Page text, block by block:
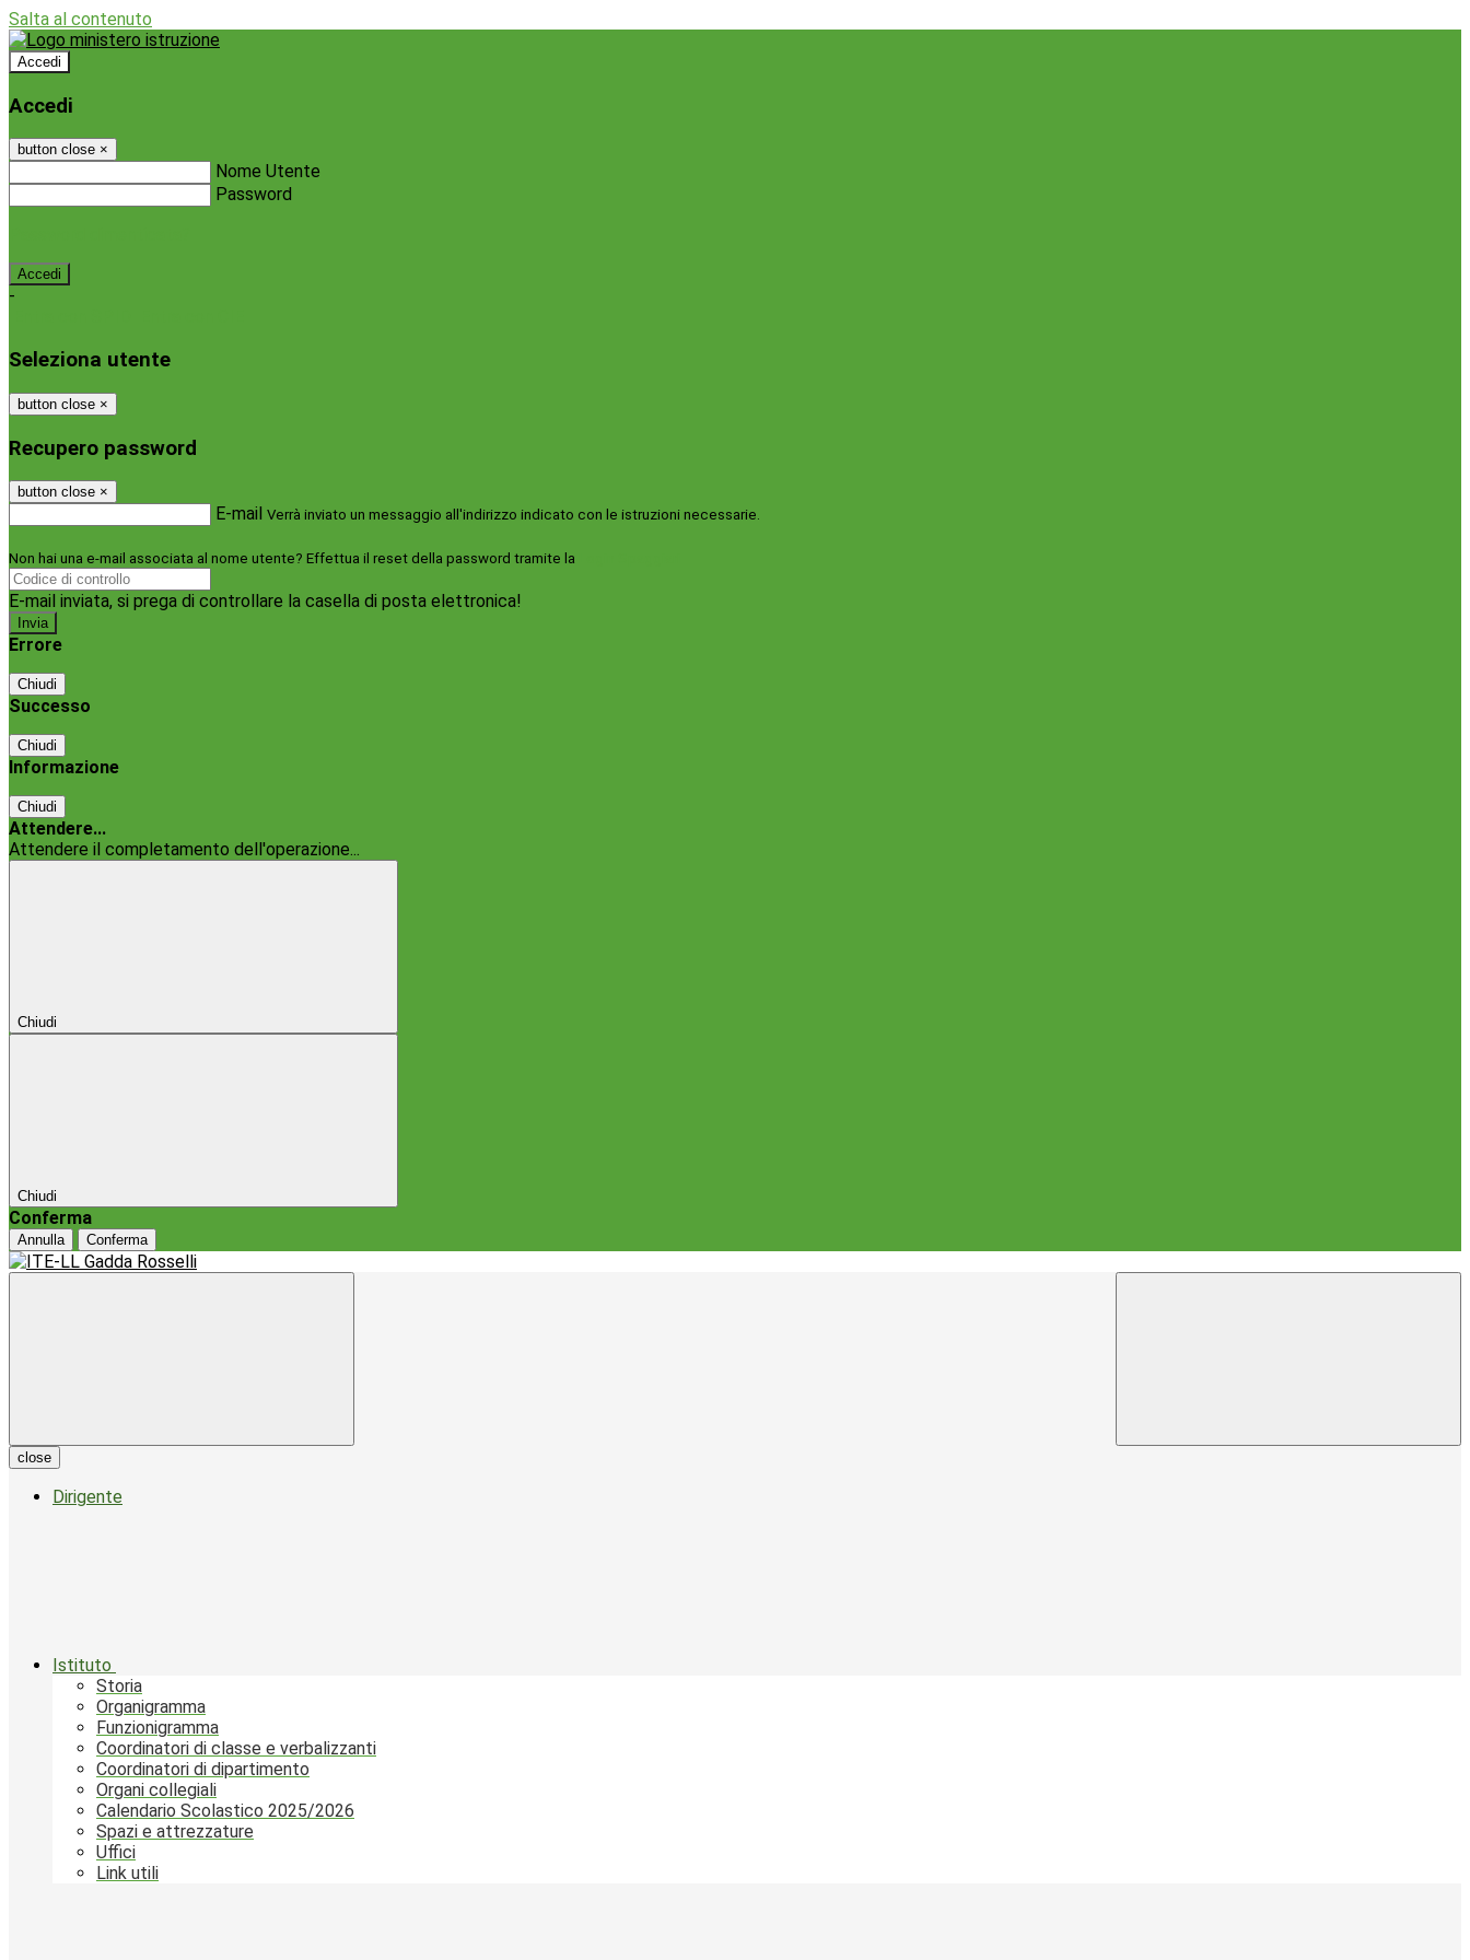
Salta al contenuto
Accedi
Accedi
button close ×
Nome Utente
Password
-
Seleziona utente
button close ×
Recupero password
button close ×
E-mail Verrà inviato un messaggio all'indirizzo indicato con le istruzioni necessarie.
Non hai una e-mail associata al nome utente? Effettua il reset della password tramite la
E-mail inviata, si prega di controllare la casella di posta elettronica!
Errore
Chiudi
Successo
Chiudi
Informazione
Chiudi
Attendere...
Attendere il completamento dell'operazione...
Chiudi
Chiudi
Conferma
Annulla Conferma
close
Dirigente
Istituto
Storia
Organigramma
Funzionigramma
Coordinatori di classe e verbalizzanti
Coordinatori di dipartimento
Organi collegiali
Calendario Scolastico 2025/2026
Spazi e attrezzature
Uffici
Link utili